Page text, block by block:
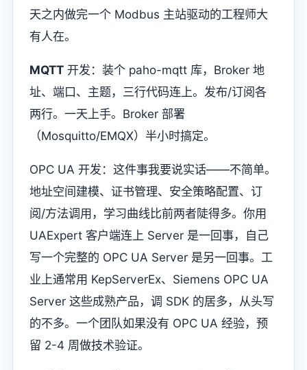
天之内做完一个 Modbus 主站驱动的工程师大
有人在。
MQTT 开发：装个 paho-mqtt 库，Broker 地
址、端口、主题，三行代码连上。发布/订阅各
两行。一天上手。Broker 部署
（Mosquitto/EMQX）半小时搞定。
OPC UA 开发：这件事我要说实话——不简单。
地址空间建模、证书管理、安全策略配置、订
阅/方法调用，学习曲线比前两者陡得多。你用
UAExpert 客户端连上 Server 是一回事，自己
写一个完整的 OPC UA Server 是另一回事。工
业上通常用 KepServerEx、Siemens OPC UA
Server 这些成熟产品，调 SDK 的居多，从头写
的不多。一个团队如果没有 OPC UA 经验，预
留 2-4 周做技术验证。